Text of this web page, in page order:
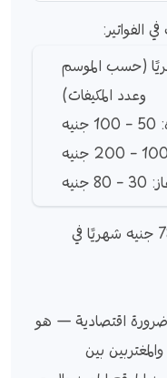
الفواتير:
جنيه شهريًا (حسب الموسم
وعدد المكيفات)
80 جنيه
إجمالي التكاليف الإضافية: 330 – 780 جنيه شهريًا في
اقتصادية — هو
بين